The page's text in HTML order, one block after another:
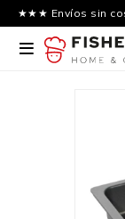
★★★ Envíos sin
